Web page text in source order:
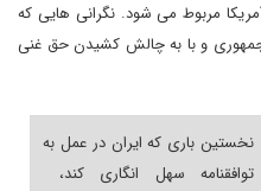
مربوط می شود. نگرانی هایی که
و با به چالش کشیدن حق غنی
نخستین باری که ایران در عمل به
توافقنامه سهل انگاری کند،